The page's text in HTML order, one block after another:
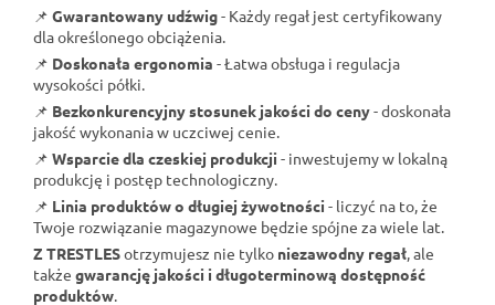
📌 Gwarantowany udźwig- Każdy regał jest certyfikowany
dla określonego obciążenia.
📌 Doskonała ergonomia - Łatwa obsługa i regulacja
wysokości półki.
📌 Bezkonkurencyjny stosunek jakości do ceny- doskonała
jakość wykonania w uczciwej cenie.
📌 Wsparcie dla czeskiej produkcji - inwestujemy w lokalną
produkcję i postęp technologiczny.
📌 Linia produktów o długiej żywotności - liczyć na to, że
Twoje rozwiązanie magazynowe będzie spójne za wiele lat.
Z TRESTLESotrzymujesz nie tylko niezawodny regał , ale
także gwarancję jakości i długoterminową dostępność
produktów